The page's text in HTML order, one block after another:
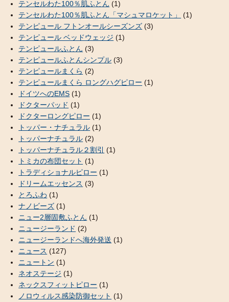
テンセルわた100％肌ふとん (1)
テンセルわた100％肌ふとん「マシュマロケット」
(1)
テンピュール フトンオールシーズンズ (3)
テンピュール ベッドウェッジ (1)
テンピュールふとん (3)
テンピュールふとんシンプル (3)
テンピュールまくら (2)
テンピュールまくら ロングハグピロー (1)
ドイツへのEMS (1)
ドクターパッド (1)
ドクターロングピロー (1)
トッパー・ナチュラル (1)
トッパーナチュラル (2)
トッパーナチュラル２割引
(1)
トミカの布団セット (1)
トラディショナルピロー (1)
ドリームエッセンス (3)
とろふわ (1)
ナノビーズ (1)
ニュー2層固敷ふとん (1)
ニュージーランド (2)
ニュージーランドへ海外発送 (1)
ニュース (127)
ニュートン (1)
ネオステージ (1)
ネックスフィットピロー (1)
ノロウィルス感染防御セット (1)